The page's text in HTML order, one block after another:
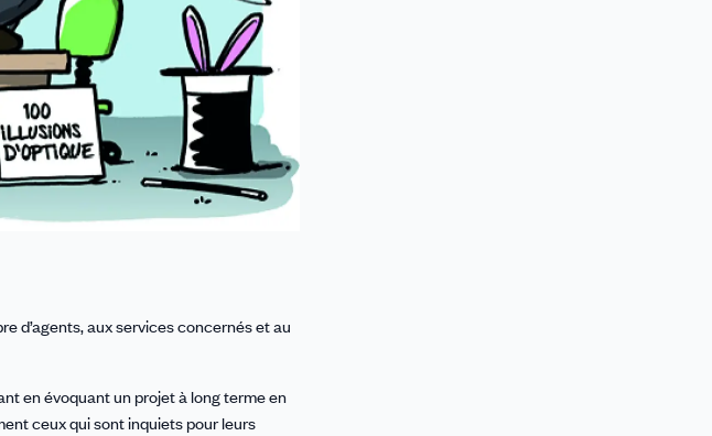
d’agents, aux services concernés et au
en évoquant un projet à long terme en
ceux qui sont inquiets pour leurs